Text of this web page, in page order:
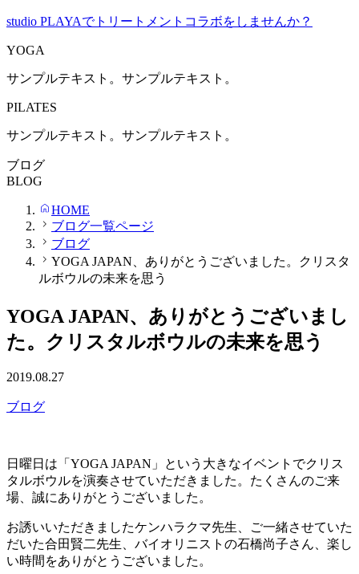
studio PLAYAでトリートメントコラボをしませんか？
YOGA
サンプルテキスト。サンプルテキスト。
PILATES
サンプルテキスト。サンプルテキスト。
ブログ
BLOG
HOME
ブログ一覧ページ
ブログ
YOGA JAPAN、ありがとうございました。クリスタ
ルボウルの未来を思う
YOGA JAPAN、ありがとうございまし
た。クリスタルボウルの未来を思う
2019.08.27
ブログ
日曜日は「YOGA JAPAN」という大きなイベントでクリス
タルボウルを演奏させていただきました。たくさんのご来
場、誠にありがとうございました。
お誘いいただきましたケンハラクマ先生、ご一緒させていた
だいた合田賢二先生、バイオリニストの石橋尚子さん、楽し
い時間をありがとうございました。